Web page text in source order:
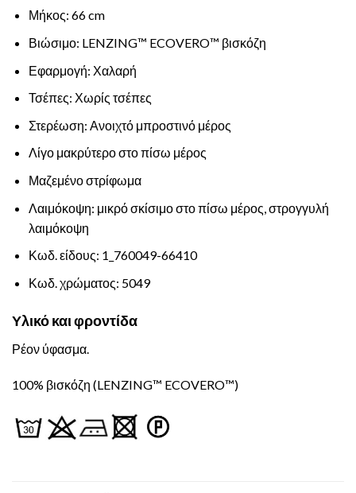
Μήκος: 66 cm
Βιώσιμο: LENZING™ ECOVERO™ βισκόζη
Εφαρμογή: Χαλαρή
Τσέπες: Χωρίς τσέπες
Στερέωση: Ανοιχτό μπροστινό μέρος
Λίγο μακρύτερο στο πίσω μέρος
Μαζεμένο στρίφωμα
Λαιμόκοψη: μικρό σκίσιμο στο πίσω μέρος, στρογγυλή
λαιμόκοψη
Κωδ. είδους: 1_760049-66410
Κωδ. χρώματος: 5049
Υλικό και φροντίδα
Ρέον ύφασμα.
100% βισκόζη (LENZING™ ECOVERO™)